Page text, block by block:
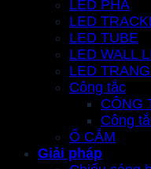
LED PHA
LED
LED TUBE
LED WALL
LED
Công tắc
CÔNG
Công
Ổ CẮM
Giải pháp